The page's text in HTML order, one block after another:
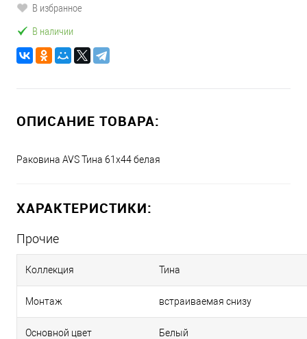
В избранное
В наличии
ОПИСАНИЕ ТОВАРА:
Раковина AVS Тина 61х44 белая
ХАРАКТЕРИСТИКИ:
Прочие
Коллекция Тина
Монтаж встраиваемая снизу
Основной цвет Белый